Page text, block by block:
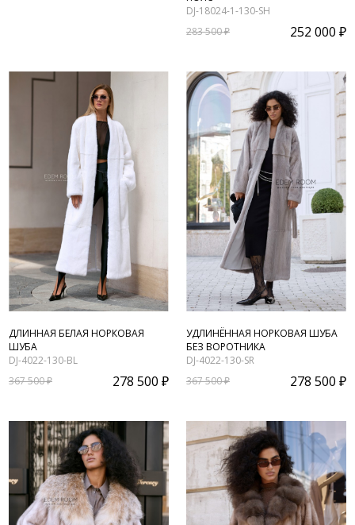
DJ-18024-1-130-SH
283 500 ₽
252 000 ₽
ДЛИННАЯ БЕЛАЯ НОРКОВАЯ
ШУБА
DJ-4022-130-BL
367 500 ₽
278 500 ₽
УДЛИНЁННАЯ НОРКОВАЯ ШУБА
БЕЗ ВОРОТНИКА
DJ-4022-130-SR
367 500 ₽
278 500 ₽